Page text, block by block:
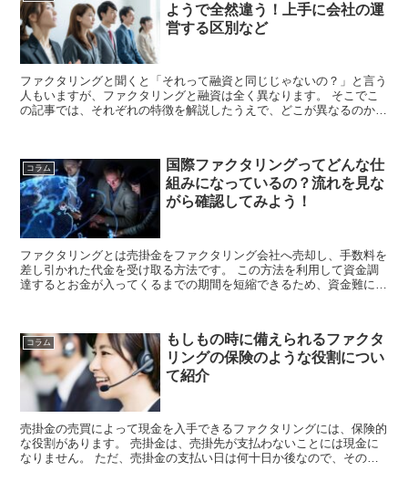
ようで全然違う！上手に会社の運
営する区別など
ファクタリングと聞くと「それって融資と同じじゃないの？」と言う
人もいますが、ファクタリングと融資は全く異なります。 そこでこ
の記事では、それぞれの特徴を解説したうえで、どこが異なるのかに
コラム
国際ファクタリングってどんな仕
組みになっているの？流れを見な
がら確認してみよう！
ファクタリングとは売掛金をファクタリング会社へ売却し、手数料を
差し引かれた代金を受け取る方法です。 この方法を利用して資金調
達するとお金が入ってくるまでの期間を短縮できるため、資金難に悩
コラム
もしもの時に備えられるファクタ
リングの保険のような役割につい
て紹介
売掛金の売買によって現金を入手できるファクタリングには、保険的
な役割があります。 売掛金は、売掛先が支払わないことには現金に
なりません。 ただ、売掛金の支払い日は何十日か後なので、その間